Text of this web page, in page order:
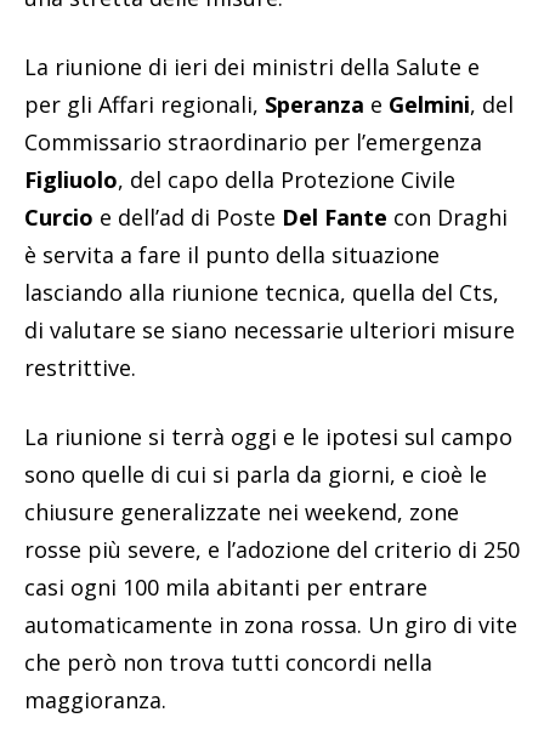
La riunione di ieri dei ministri della Salute e
per gli Affari regionali, Speranza e Gelmini, del
Commissario straordinario per l’emergenza
Figliuolo, del capo della Protezione Civile
Curcio e dell’ad di Poste Del Fante con Draghi
è servita a fare il punto della situazione
lasciando alla riunione tecnica, quella del Cts,
di valutare se siano necessarie ulteriori misure
restrittive.
La riunione si terrà oggi e le ipotesi sul campo
sono quelle di cui si parla da giorni, e cioè le
chiusure generalizzate nei weekend, zone
rosse più severe, e l’adozione del criterio di 250
casi ogni 100 mila abitanti per entrare
automaticamente in zona rossa. Un giro di vite
che però non trova tutti concordi nella
maggioranza.